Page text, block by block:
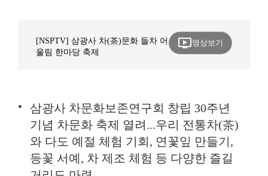
[NSPTV] 삼광사 차(茶)문화 들차 어
울림 한마당 축제
ondemand_video영상보기
삼광사 차문화보존연구회 창립 30주년
기념 차문화 축제 열려...우리 전통차(茶)
와 다도 예절 체험 기회, 연꽃잎 만들기,
등꽃 서예, 차 제조 체험 등 다양한 즐길